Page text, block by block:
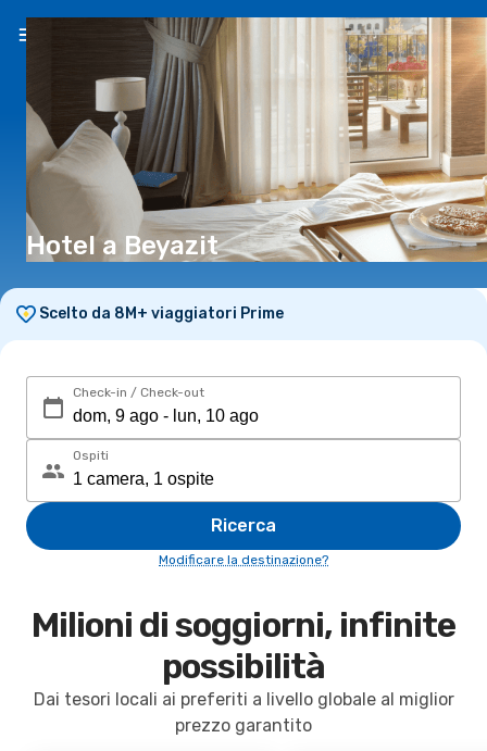
IT(€)
Hotel a Beyazit
Scelto da 8M+ viaggiatori Prime
Check-in / Check-out
Ospiti
Ricerca
Modificare la destinazione?
Milioni di soggiorni, infinite
possibilità
Dai tesori locali ai preferiti a livello globale al miglior
prezzo garantito